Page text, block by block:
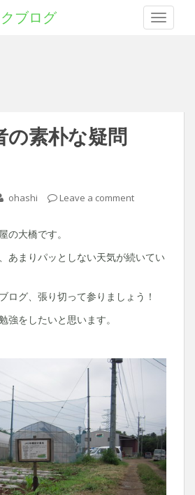
Toggle
ブログ
の素朴な疑問
ohashi Leave a comment
の大橋です。
あまりパッとしない天気が続いてい
ログ、張り切って参りましょう！
強をしたいと思います。